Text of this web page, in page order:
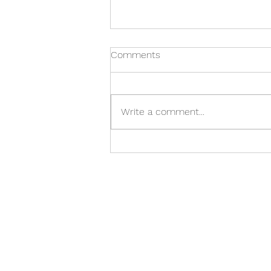
Comments
Write a comment...